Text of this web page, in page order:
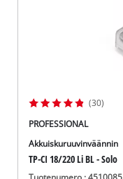
(30)
PROFESSIONAL
Akkuiskuruuvinväännin
TP-CI 18/220 Li BL - Solo